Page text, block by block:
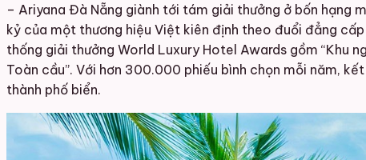
– Ariyana Đà Nẵng giành tới tám giải thưởng ở bốn hạng
kỷ của một thương hiệu Việt kiên định theo đuổi đẳng
thống giải thưởng World Luxury Hotel Awards gồm “Khu
Toàn cầu”. Với hơn 300.000 phiếu bình chọn mỗi năm,
thành phố biển.